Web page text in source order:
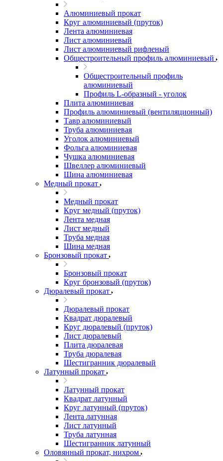
Алюминиевый прокат
Круг алюминиевый (пруток)
Лента алюминиевая
Лист алюминиевый
Лист алюминиевый рифленый
Общестроительный профиль алюминиевый
Общестроительный профиль
алюминиевый
Профиль L-образный - уголок
Плита алюминиевая
Профиль алюминиевый (вентиляционный)
Тавр алюминиевый
Труба алюминиевая
Уголок алюминиевый
Фольга алюминиевая
Чушка алюминиевая
Швеллер алюминиевый
Шина алюминиевая
Медный прокат
Медный прокат
Круг медный (пруток)
Лента медная
Лист медный
Труба медная
Шина медная
Бронзовый прокат
Бронзовый прокат
Круг бронзовый (пруток)
Дюралевый прокат
Дюралевый прокат
Квадрат дюралевый
Круг дюралевый (пруток)
Лист дюралевый
Плита дюралевая
Труба дюралевая
Шестигранник дюралевый
Латунный прокат
Латунный прокат
Квадрат латунный
Круг латунный (пруток)
Лента латунная
Лист латунный
Труба латунная
Шестигранник латунный
Оловянный прокат, нихром